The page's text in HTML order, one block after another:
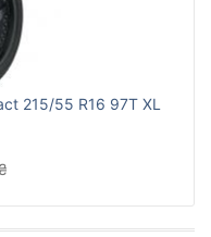
215/55 R16 97T XL